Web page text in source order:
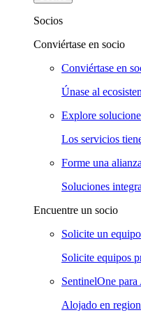
Socios
Conviértase en socio
Conviértase en
Únase al
Explore
Los servicios
Forme una
Soluciones
Encuentre un socio
Solicite un
Solicite equipos
SentinelOne para
Alojado en